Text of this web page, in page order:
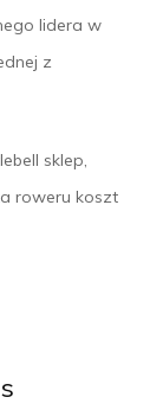
lidera w
z
sklep,
roweru koszt